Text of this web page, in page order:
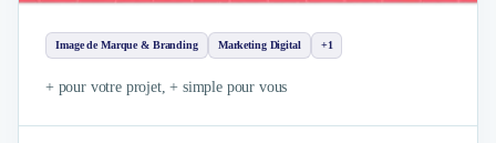
Image de Marque & Branding Marketing Digital +1
+ pour votre projet, + simple pour vous